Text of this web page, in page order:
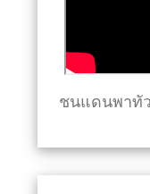
ชนแดนพาทั